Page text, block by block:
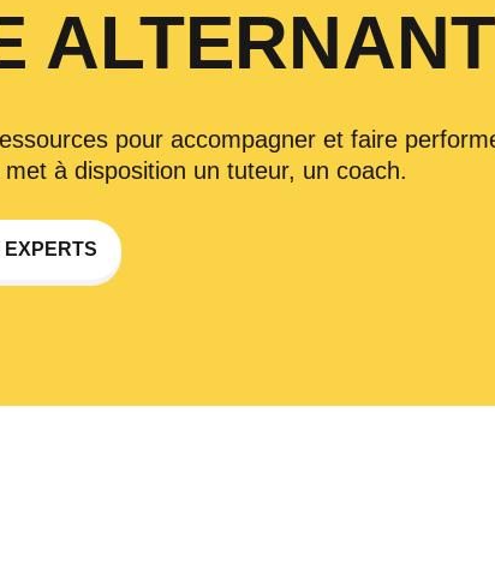
pour accompagner et faire
à disposition un tuteur, un coach.
EXPERTS